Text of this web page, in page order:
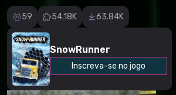
59 54.18K 63.84K
SnowRunner
Inscreva-se no jogo